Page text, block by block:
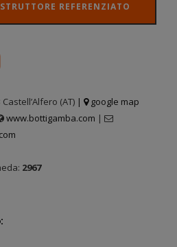
REFERENZIATO
(AT) |
google map
www.bottigamba.com |
2967